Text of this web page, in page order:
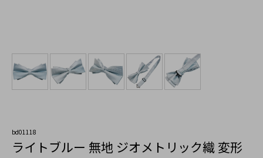
bd01118
ライトブルー 無地 ジオメトリック織 変形